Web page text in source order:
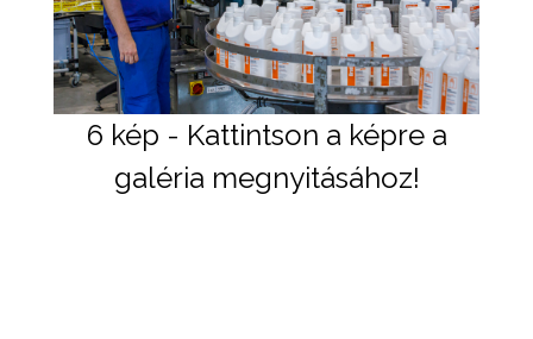
6 kép - Kattintson a képre a
galéria megnyitásához!